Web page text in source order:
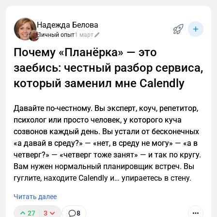
Криптовалюты в доступе
Объем торгов
Ограничения по ГЕО и доступность в стране
Интерфейс и функционал
Комиссии и вариант депозита/вывода
Популярные биржи:
Bybit
OKX
Kraken
HUOBI
Подходящая платформа для торговли
криптовалютой открывает широкие возможности
ужесточением регуляторных требований по всему
миру. Биржи, платежные системы и даже
децентрализованные платформы все чаще
блокируют аккаунты и замораживают средства из-
за подозрений в отмывании денег (AML — Anti-
Money Laundering). "Грязная" криптовалюта — это
монеты, которые когда-либо касались хаков,
незаконных источников. Даже если вы получили их
случайно, через P2P или от контрагента, риск
блокировки реален.
Надежда Белова
Личный опыт1 март
Почему «Планёрка» — это
заебись: честный разбор сервиса,
который заменил мне Calendly
Давайте по-честному. Вы эксперт, коуч, репетитор,
психолог или просто человек, у которого куча
созвонов каждый день. Вы устали от бесконечных
«а давай в среду?» — «нет, в среду не могу» — «а в
четверг?» — «четверг тоже занят» — и так по кругу.
Вам нужен нормальный планировщик встреч. Вы
гуглите, находите Calendly и… упираетесь в стену.
Читать далее
27 3 8